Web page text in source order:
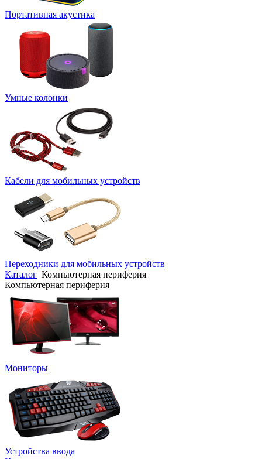
Портативная акустика
Умные колонки
Кабели для мобильных устройств
Переходники для мобильных устройств
Каталог Компьютерная периферия
Компьютерная периферия
Мониторы
Устройства ввода